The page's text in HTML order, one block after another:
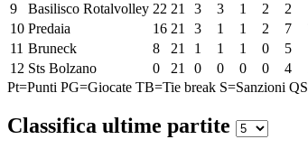
9
Basilisco Rotalvolley 22 21 3 3 1 2 2
10 Predaia 16 21 3 1 1 2 7
11 Bruneck 8 21 1 1 1 0 5
12 Sts Bolzano 0 21 0 0 0 0 4
Pt=Punti PG=Giocate TB=Tie break S=Sanzioni
Classifica ultime partite